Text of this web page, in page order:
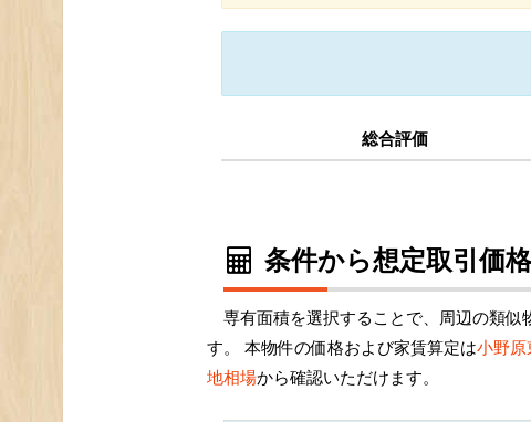
総合評価
条件から想定取引価
専有面積を選択することで、周辺の類
す。 本物件の価格および家賃算定は小野
地相場から確認いただけます。